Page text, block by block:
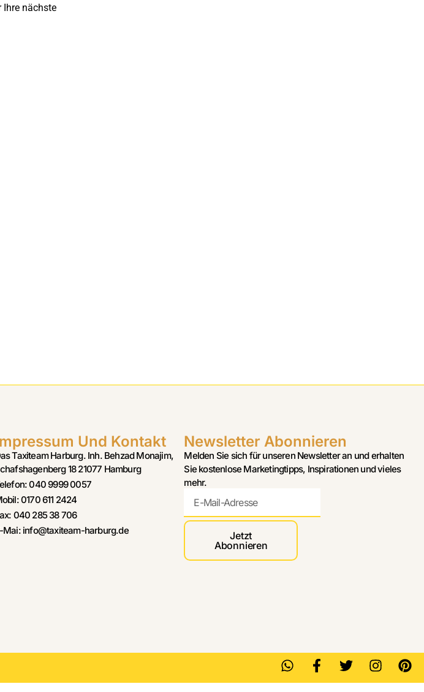
Ihre nächste
Und Kontakt
Taxiteam Harburg. Inh. Behzad Monajim,
18 21077 Hamburg
040 9999 0057
0170 611 2424
040 285 38 706
Mai: info@taxiteam-harburg.de
Newsletter Abonnieren
Melden Sie sich für unseren Newsletter an und erhalten
Sie kostenlose Marketingtipps, Inspirationen und vieles
mehr.
Jetzt
Abonnieren